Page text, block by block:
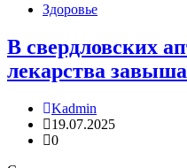
Здоровье
В свердловских
лекарства
Kadmin
19.07.2025
0